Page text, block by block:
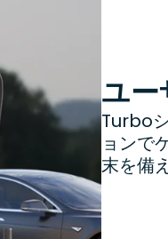
ユ
Turbo
ョンで
末を備